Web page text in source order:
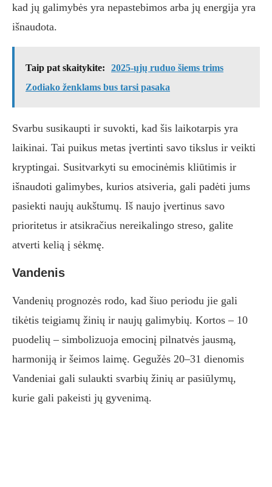
kad jų galimybės yra nepastebimos arba jų energija yra
išnaudota.
Taip pat skaitykite:
2025-ųjų ruduo šiems trims
Zodiako ženklams bus tarsi pasaka
Svarbu susikaupti ir suvokti, kad šis laikotarpis yra
laikinai. Tai puikus metas įvertinti savo tikslus ir veikti
kryptingai. Susitvarkyti su emocinėmis kliūtimis ir
išnaudoti galimybes, kurios atsiveria, gali padėti jums
pasiekti naujų aukštumų. Iš naujo įvertinus savo
prioritetus ir atsikračius nereikalingo streso, galite
atverti kelią į sėkmę.
Vandenis
Vandenių prognozės rodo, kad šiuo periodu jie gali
tikėtis teigiamų žinių ir naujų galimybių. Kortos – 10
puodelių – simbolizuoja emocinį pilnatvės jausmą,
harmoniją ir šeimos laimę. Gegužės 20–31 dienomis
Vandeniai gali sulaukti svarbių žinių ar pasiūlymų,
kurie gali pakeisti jų gyvenimą.